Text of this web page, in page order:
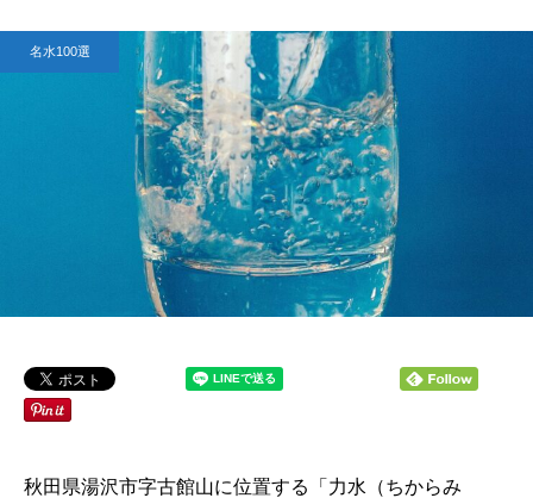
名水100選
秋田県湯沢市字古館山に位置する「力水（ちからみ